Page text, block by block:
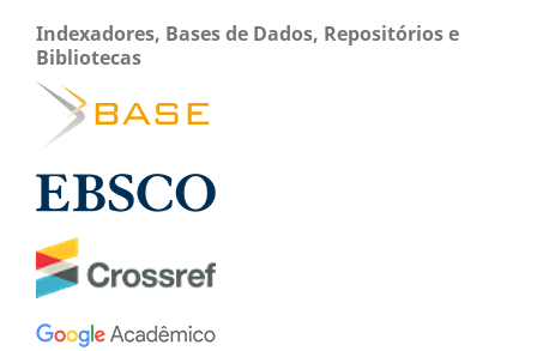
Indexadores, Bases de Dados, Repositórios e
Bibliotecas